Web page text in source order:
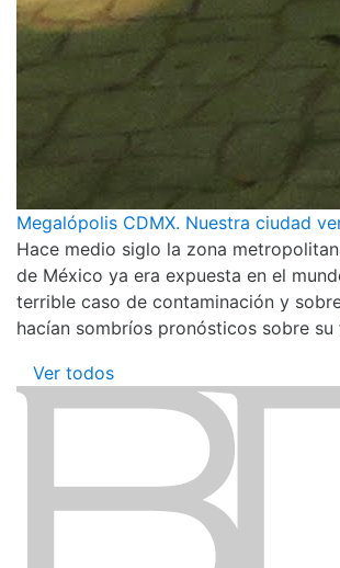
Megalópolis CDMX. Nuestra ciudad
Hace medio siglo la zona
de México ya era expuesta en el
terrible caso de contaminación y
hacían sombríos pronósticos sobre su
Ver todos